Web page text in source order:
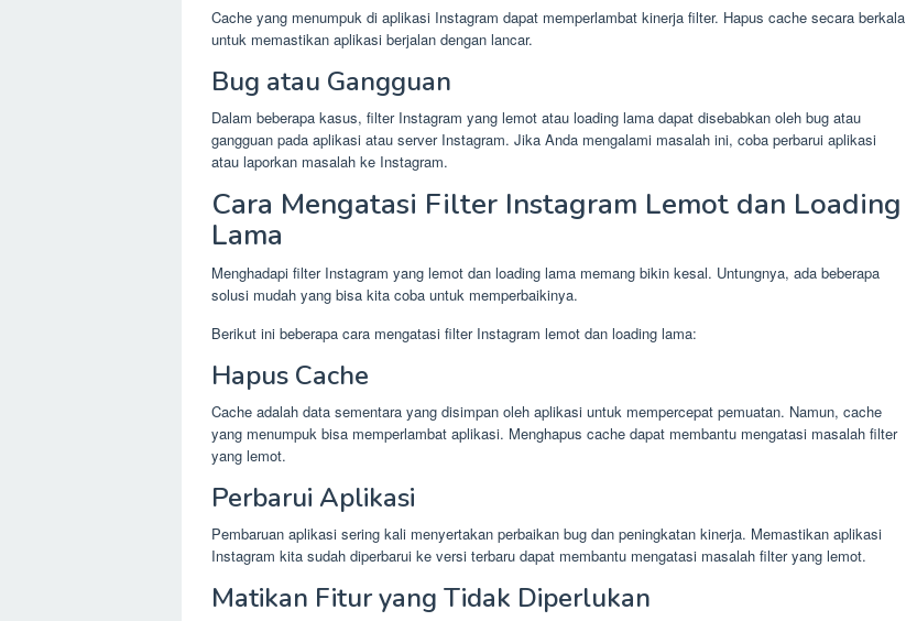
Cache yang menumpuk di aplikasi Instagram dapat memperlambat kinerja filter. Hapus cache secara berkala
untuk memastikan aplikasi berjalan dengan lancar.
Bug atau Gangguan
Dalam beberapa kasus, filter Instagram yang lemot atau loading lama dapat disebabkan oleh bug atau
gangguan pada aplikasi atau server Instagram. Jika Anda mengalami masalah ini, coba perbarui aplikasi
atau laporkan masalah ke Instagram.
Cara Mengatasi Filter Instagram Lemot dan Loading
Lama
Menghadapi filter Instagram yang lemot dan loading lama memang bikin kesal. Untungnya, ada beberapa
solusi mudah yang bisa kita coba untuk memperbaikinya.
Berikut ini beberapa cara mengatasi filter Instagram lemot dan loading lama:
Hapus Cache
Cache adalah data sementara yang disimpan oleh aplikasi untuk mempercepat pemuatan. Namun, cache
yang menumpuk bisa memperlambat aplikasi. Menghapus cache dapat membantu mengatasi masalah filter
yang lemot.
Perbarui Aplikasi
Pembaruan aplikasi sering kali menyertakan perbaikan bug dan peningkatan kinerja. Memastikan aplikasi
Instagram kita sudah diperbarui ke versi terbaru dapat membantu mengatasi masalah filter yang lemot.
Matikan Fitur yang Tidak Diperlukan